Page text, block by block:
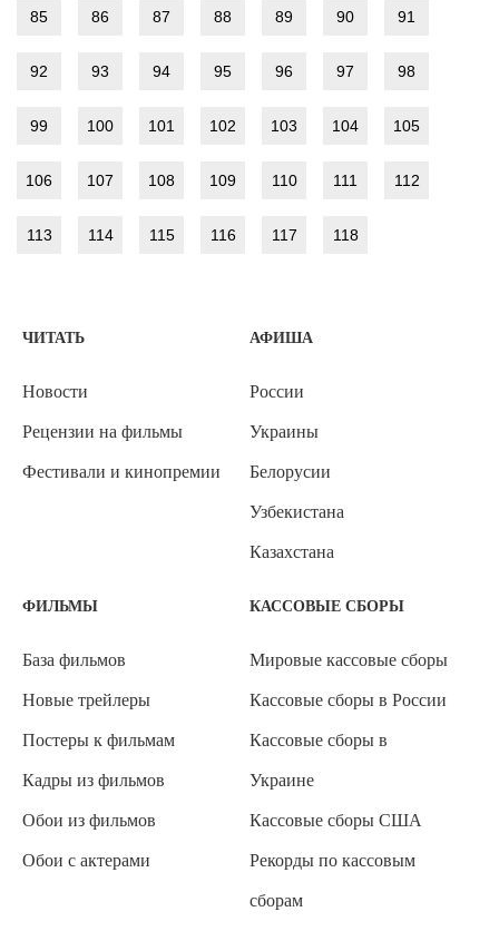
85 86 87 88 89 90 91
92 93 94 95 96 97 98
99 100 101 102 103 104 105
106 107 108 109 110 111 112
113 114 115 116 117 118
ЧИТАТЬ
Новости
Рецензии на фильмы
Фестивали и кинопремии
АФИША
России
Украины
Белорусии
Узбекистана
Казахстана
ФИЛЬМЫ
База фильмов
Новые трейлеры
Постеры к фильмам
Кадры из фильмов
Обои из фильмов
Обои с актерами
КАССОВЫЕ СБОРЫ
Мировые кассовые сборы
Кассовые сборы в России
Кассовые сборы в
Украине
Кассовые сборы США
Рекорды по кассовым
сборам